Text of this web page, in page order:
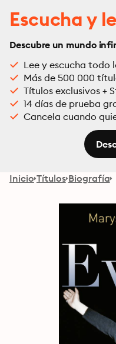
Escucha y
Descubre un mundo
Lee y escucha todo
Más de 500 000
Títulos exclusivos +
14 días de prueba
Cancela cuando
Inicio Títulos Biografía